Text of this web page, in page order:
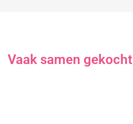
Vaak samen gekocht